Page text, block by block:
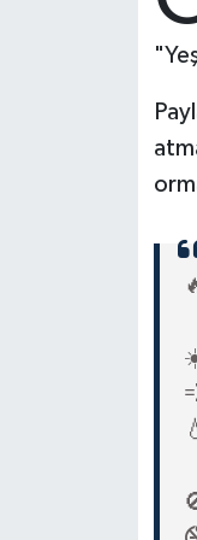
Bitlis
Bolu
Burdur
Bursa
Çankırı
Çorum
Makaleler
Duyurular
Bilim,